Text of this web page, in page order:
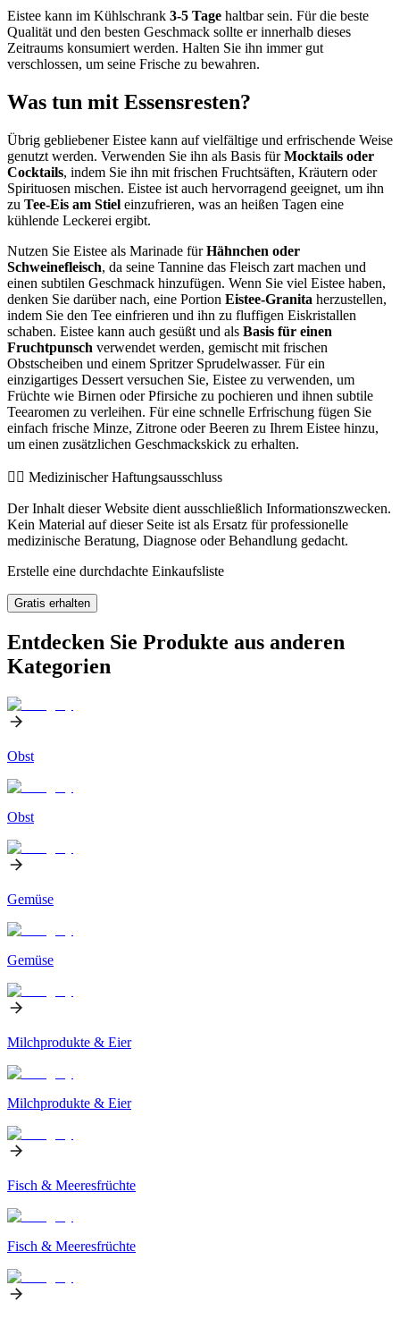
Eistee kann im Kühlschrank 3-5 Tage haltbar sein. Für die beste
Qualität und den besten Geschmack sollte er innerhalb dieses
Zeitraums konsumiert werden. Halten Sie ihn immer gut
verschlossen, um seine Frische zu bewahren.
Was tun mit Essensresten?
Übrig gebliebener Eistee kann auf vielfältige und erfrischende Weise
genutzt werden. Verwenden Sie ihn als Basis fürMocktails oder
Cocktails, indem Sie ihn mit frischen Fruchtsäften, Kräutern oder
Spirituosen mischen. Eistee ist auch hervorragend geeignet, um ihn
zu Tee-Eis am Stiel einzufrieren, was an heißen Tagen eine
kühlende Leckerei ergibt.
Nutzen Sie Eistee als Marinade fürHähnchen oder
Schweinefleisch, da seine Tannine das Fleisch zart machen und
einen subtilen Geschmack hinzufügen. Wenn Sie viel Eistee haben,
denken Sie darüber nach, eine Portion Eistee-Granita herzustellen,
indem Sie den Tee einfrieren und ihn zu fluffigen Eiskristallen
schaben. Eistee kann auch gesüßt und als Basis für einen
Fruchtpunsch verwendet werden, gemischt mit frischen
Obstscheiben und einem Spritzer Sprudelwasser. Für ein
einzigartiges Dessert versuchen Sie, Eistee zu verwenden, um
Früchte wie Birnen oder Pfirsiche zu pochieren und ihnen subtile
Teearomen zu verleihen. Für eine schnelle Erfrischung fügen Sie
einfach frische Minze, Zitrone oder Beeren zu Ihrem Eistee hinzu,
um einen zusätzlichen Geschmackskick zu erhalten.
👨‍⚕️️ Medizinischer Haftungsausschluss
Der Inhalt dieser Website dient ausschließlich Informationszwecken.
Kein Material auf dieser Seite ist als Ersatz für professionelle
medizinische Beratung, Diagnose oder Behandlung gedacht.
Erstelle eine durchdachte Einkaufsliste
Gratis erhalten
Entdecken Sie Produkte aus anderen
Kategorien
Obst
Obst
Gemüse
Gemüse
Milchprodukte & Eier
Milchprodukte & Eier
Fisch & Meeresfrüchte
Fisch & Meeresfrüchte